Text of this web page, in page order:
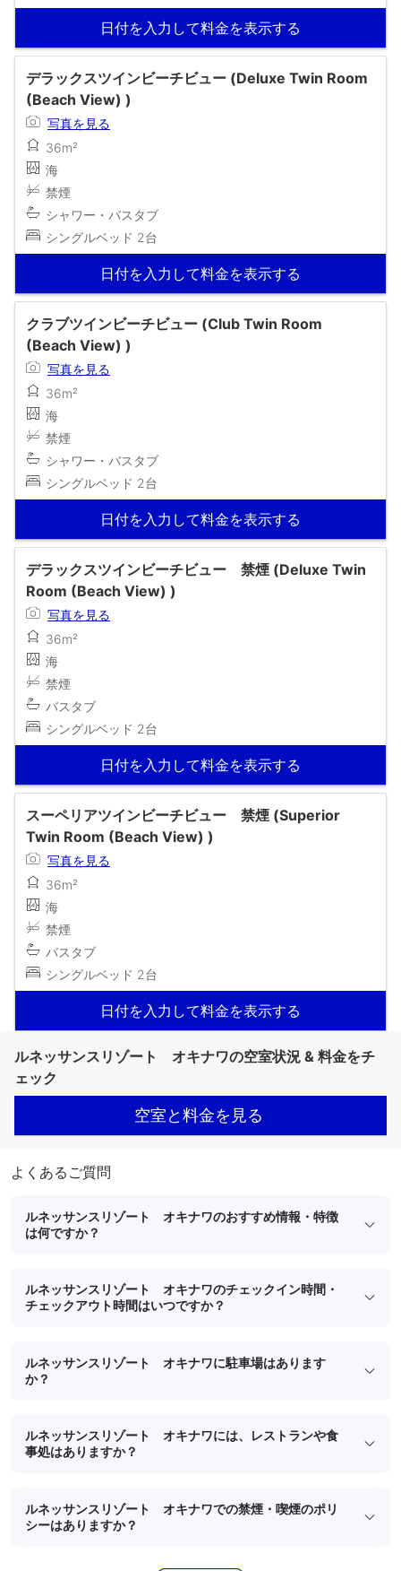
日付を入力して料金を表示する
デラックスツインビーチビュー (Deluxe Twin Room
(Beach View) )
写真を見る
36m²
海
禁煙
シャワー・バスタブ
シングルベッド 2台
日付を入力して料金を表示する
クラブツインビーチビュー (Club Twin Room
(Beach View) )
写真を見る
36m²
海
禁煙
シャワー・バスタブ
シングルベッド 2台
日付を入力して料金を表示する
デラックスツインビーチビュー 禁煙 (Deluxe Twin
Room (Beach View) )
写真を見る
36m²
海
禁煙
バスタブ
シングルベッド 2台
日付を入力して料金を表示する
スーペリアツインビーチビュー 禁煙 (Superior
Twin Room (Beach View) )
写真を見る
36m²
海
禁煙
バスタブ
シングルベッド 2台
日付を入力して料金を表示する
ルネッサンスリゾート オキナワの空室状況 & 料金をチ
ェック
空室と料金を見る
よくあるご質問
ルネッサンスリゾート オキナワのおすすめ情報・特徴
は何ですか？
ルネッサンスリゾート オキナワのチェックイン時間・
チェックアウト時間はいつですか？
ルネッサンスリゾート オキナワに駐車場はあります
か？
ルネッサンスリゾート オキナワには、レストランや食
事処はありますか？
ルネッサンスリゾート オキナワでの禁煙・喫煙のポリ
シーはありますか？